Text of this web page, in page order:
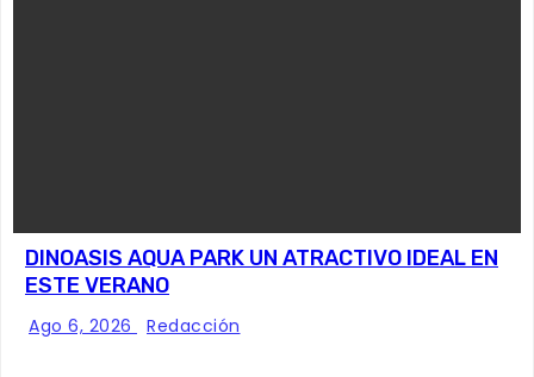
DINOASIS AQUA PARK UN ATRACTIVO IDEAL EN
ESTE VERANO
Ago 6, 2026 Redacción